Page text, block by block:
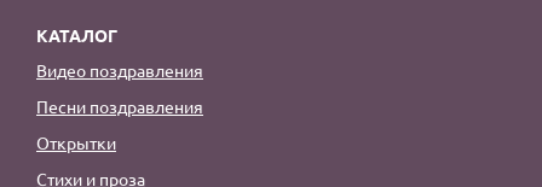
КАТАЛОГ
Видео поздравления
Песни поздравления
Открытки
Стихи и проза